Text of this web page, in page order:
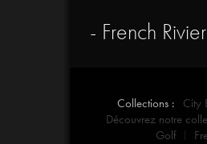
- French
Collections : City
Découvrez notre
Golf